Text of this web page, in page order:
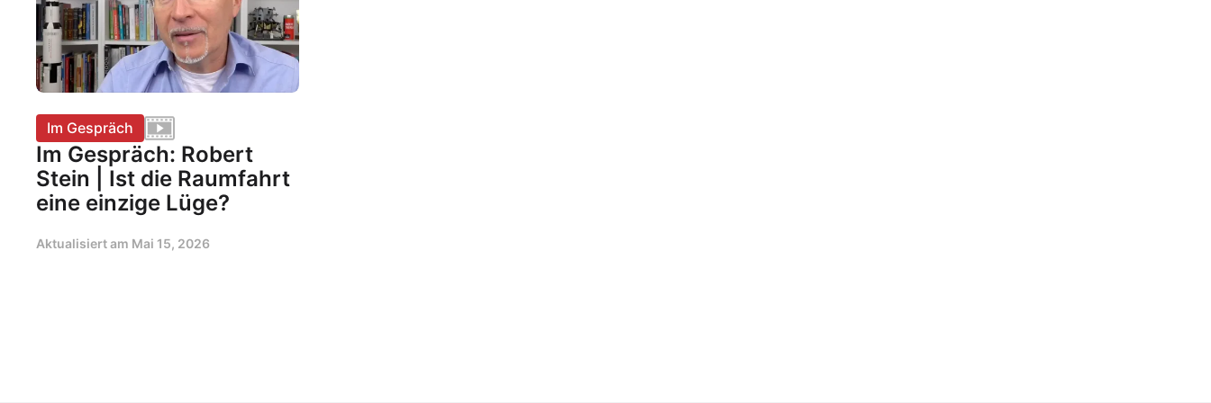
Im Gespräch
Im Gespräch: Robert
Stein | Ist die Raumfahrt
eine einzige Lüge?
Aktualisiert am Mai 15, 2026